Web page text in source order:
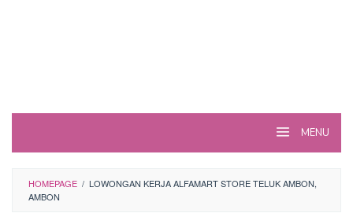
MENU
HOMEPAGE / LOWONGAN KERJA ALFAMART STORE TELUK AMBON,
AMBON